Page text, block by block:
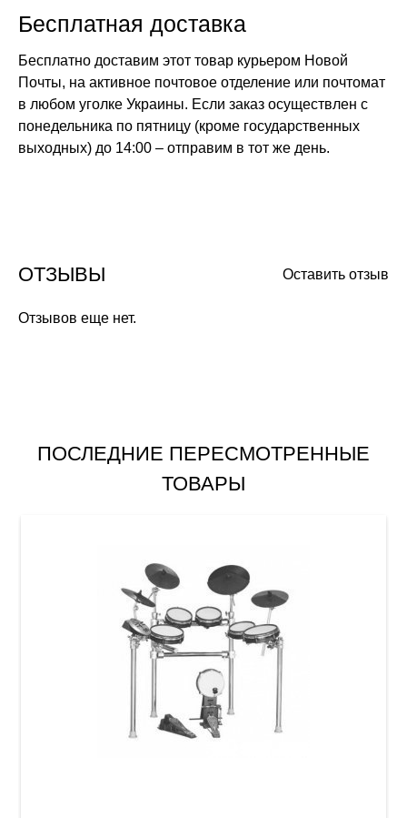
Бесплатная доставка
Бесплатно доставим этот товар курьером Новой
Почты, на активное почтовое отделение или почтомат
в любом уголке Украины. Если заказ осуществлен с
понедельника по пятницу (кроме государственных
выходных) до 14:00 – отправим в тот же день.
Оставить отзыв
ОТЗЫВЫ
Отзывов еще нет.
ПОСЛЕДНИЕ ПЕРЕСМОТРЕННЫЕ
ТОВАРЫ